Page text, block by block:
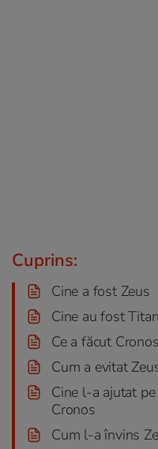
Cuprins:
Cine a fost Zeus
Cine au fost
Ce a făcut
Cum a evitat
Cine l-a ajutat
Cronos
Cum l-a învins